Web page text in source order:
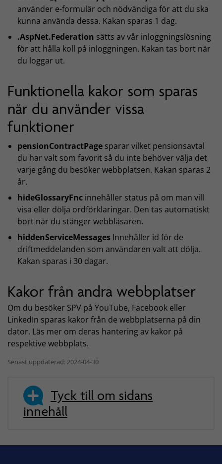
använder e-formulär och nödvändiga för att du ska
kunna använda dessa. Kakan sparas 1 dag.
.AspNet.Federation sätts av vår inloggningslösning
för att hålla koll på inloggningen. Kakan tas bort när
du loggar ut.
Funktionella kakor som sparas
när du använder vissa
funktioner
pensionContractPage sparar vilket pensionsavtal
du har valt som favorit så du inte behöver välja det
varje gång du besöker webbplatsen. Kakan sparas 2
år.
hideGlossaryFnc innehåller status på om man vill
visa eller dölja ordförklaringar. Den tas automatiskt
bort när du stänger webbläsaren.
hiddenServiceMessages Innehåller id för de
driftmeddelanden som användaren valt att dölja.
Kakan sparas i 30 dagar.
Kakor från andra webbplatser
Om du besöker SPV på YouTube, Facebook eller
LinkedIn sparas kakor från de webbplatserna på din
dator. Läs mer om deras hantering av kakor på
respektive webbplats.
Senast uppdaterad: 2024-04-30
Tyck till om sidans
innehåll